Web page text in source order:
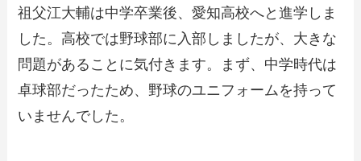
祖父江大輔は中学卒業後、愛知高校へと進学しま
した。高校では野球部に入部しましたが、大きな
問題があることに気付きます。まず、中学時代は
卓球部だったため、野球のユニフォームを持って
いませんでした。